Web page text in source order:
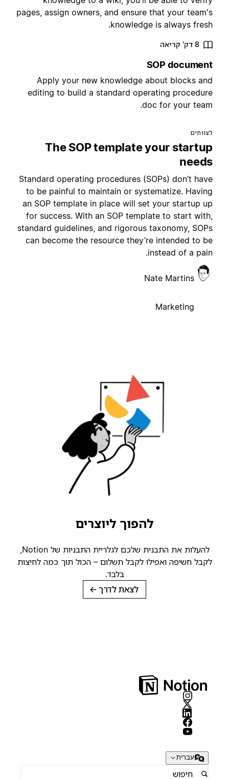
pages, assign owners, and ensure that your
knowledge is always
8 דק' קריאה
SOP
Apply your new knowledge about blocks
editing to build a standard operating
doc for your
The SOP template your
Standard operating procedures (SOPs) don’t
to be painful to maintain or systematize.
an SOP template in place will set your startup
for success. With an SOP template to start
standard guidelines, and rigorous taxonomy,
can become the resource they’re intended to
instead of a
Nate Martins
Marketing
להפוך ליוצרים
להעלות את התבנית שלכם לגלריית התבניות של Notion,
לקבל חשיפה ואפילו לקבל תשלום – הכול תוך כמה לחיצות
בלבד.
לצאת לדרך→
עברית